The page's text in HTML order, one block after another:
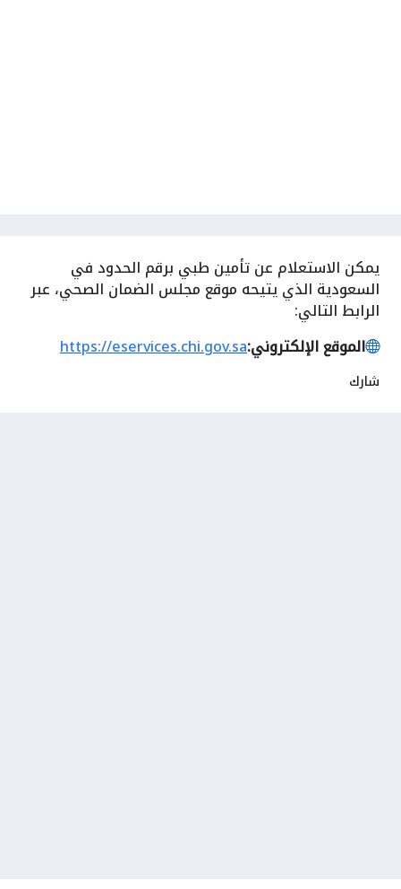
يمكن الاستعلام عن تأمين طبي برقم الحدود في
السعودية الذي يتيحه موقع مجلس الضمان الصحي، عبر
الرابط التالي:
الموقع الإلكتروني:https://eservices.chi.gov.sa
شارك